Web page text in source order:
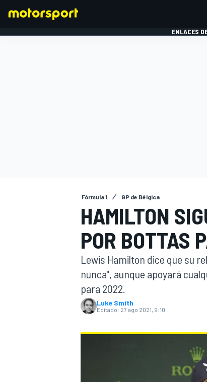
ENLACES
Fórmula 1 GP de Bélgica
HAMILTON
POR BOTTAS
Lewis Hamilton dice que su
nunca", aunque apoyará
para 2022.
Luke Smith
Editado: 27 ago 2021, 9:10